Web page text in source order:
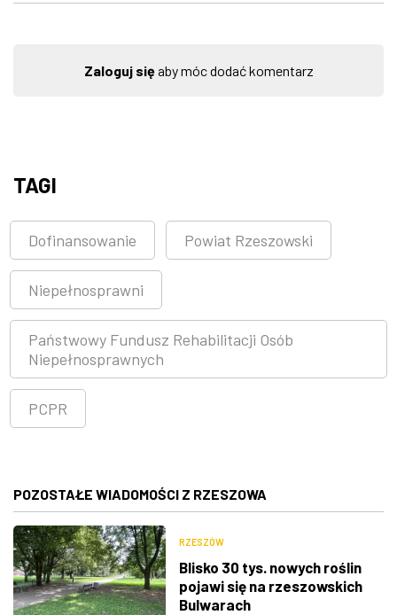
Zaloguj sięaby móc dodać komentarz
TAGI
Dofinansowanie Powiat Rzeszowski
Niepełnosprawni
Państwowy Fundusz Rehabilitacji Osób
Niepełnosprawnych
PCPR
POZOSTAŁE WIADOMOŚCI Z RZESZOWA
RZESZÓW
Blisko 30 tys. nowych roślin
pojawi się na rzeszowskich
Bulwarach